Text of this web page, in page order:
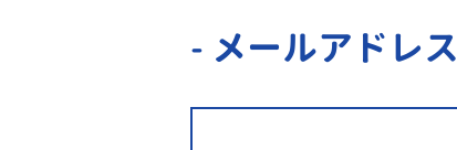
- メールアドレス